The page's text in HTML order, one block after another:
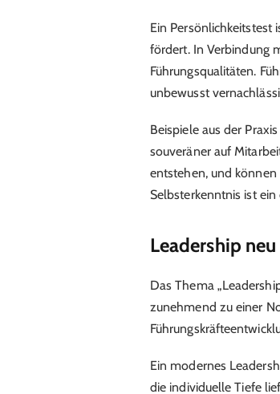
Ein Persönlichkeitstest
fördert. In Verbindung
Führungsqualitäten.
unbewusst
Beispiele aus der
souveräner auf
entstehen, und
Selbsterkenntnis ist
Leadership
Das Thema
zunehmend zu einer
Ein modernes
die individuelle Tiefe